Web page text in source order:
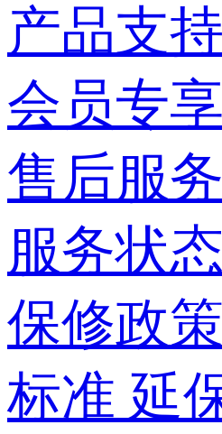
产品支持
会员专享
售后服务
服务状
保修政策
标准 延